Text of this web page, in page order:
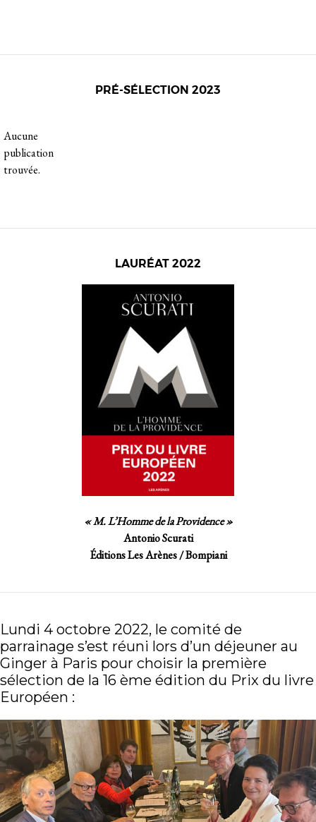
PRÉ-SÉLECTION 2023
Aucune
publication
trouvée.
LAURÉAT 2022
« M. L’Homme de la Providence »
Antonio Scurati
Éditions Les Arènes / Bompiani
Lundi 4 octobre 2022, le comité de
parrainage s’est réuni lors d’un déjeuner au
Ginger à Paris pour choisir la première
sélection de la 16 ème édition du Prix du livre
Européen :